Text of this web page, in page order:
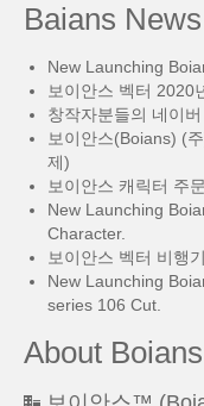
Baians News
New Launching
보이안스 벡터 2020
창작자분들의 네이
보이안스(Boians) (
제)
보이안스 캐릭터 주
New Launching
Character.
보이안스 벡터 비행
New Launching
series 106 Cut.
About Boians